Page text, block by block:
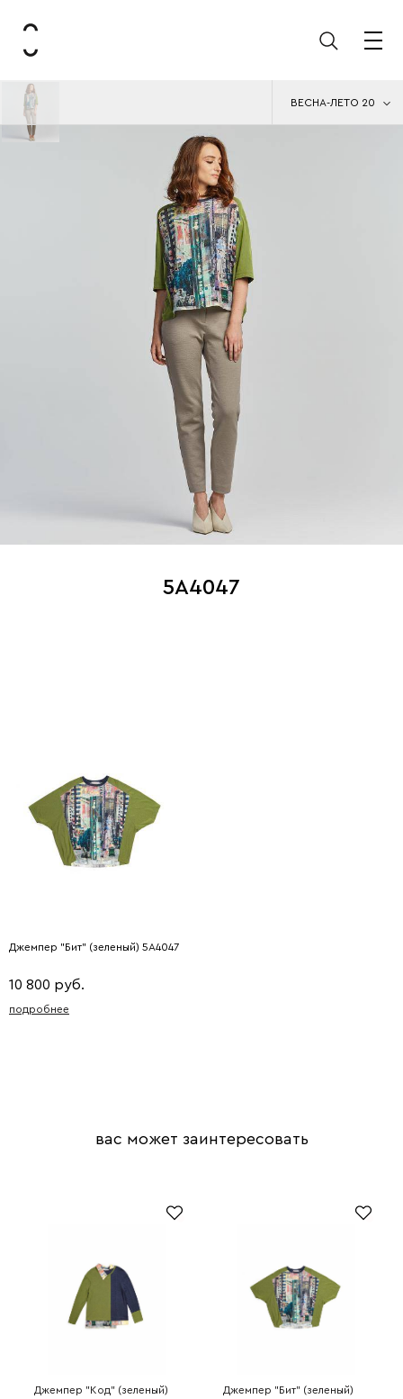
ВЕСНА-ЛЕТО 20
5A4047
Джемпер "Бит" (зеленый) 5A4047
10 800 руб.
подробнее
вас может заинтересовать
Джемпер "Код" (зеленый)
Джемпер "Бит" (зеленый)